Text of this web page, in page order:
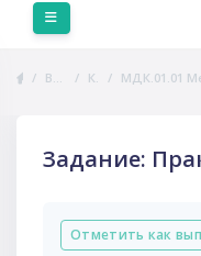
Перейти к основному
В начало Курсы
Задание:
Отметить как